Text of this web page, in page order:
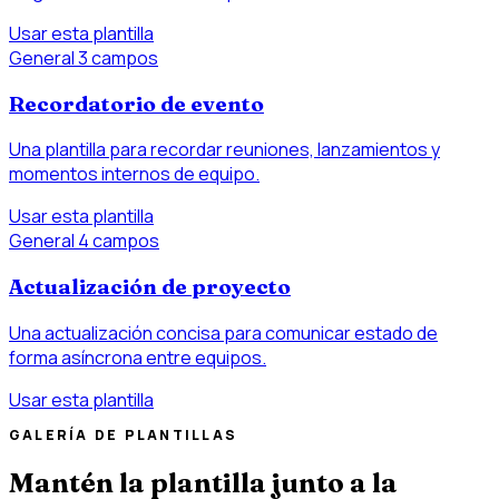
Usar esta plantilla
General3 campos
Recordatorio de evento
Una plantilla para recordar reuniones, lanzamientos y
momentos internos de equipo.
Usar esta plantilla
General 4 campos
Actualización de proyecto
Una actualización concisa para comunicar estado de
forma asíncrona entre equipos.
Usar esta plantilla
GALERÍA DE PLANTILLAS
Mantén la plantilla junto a la